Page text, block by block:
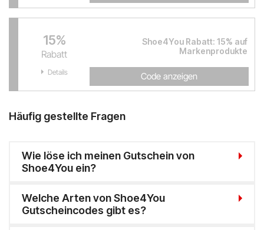
15%
Rabatt
Shoe4You Rabatt: 15% auf
Markenprodukte
Details Code anzeigen
Häufig gestellte Fragen
Wie löse ich meinen Gutschein von
Shoe4You ein?
Welche Arten von Shoe4You
Gutscheincodes gibt es?